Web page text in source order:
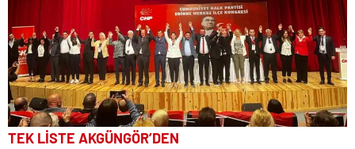
TEK LİSTE AKGÜNGÖR’DEN